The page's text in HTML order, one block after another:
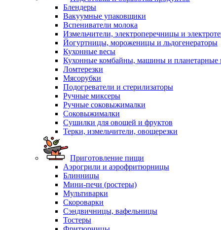
Блендеры
Вакуумные упаковщики
Вспениватели молока
Измельчители, электроперечницы и
Йогуртницы, мороженицы и льдогенераторы
Кухонные весы
Кухонные комбайны, машины и планетарные
Ломтерезки
Мясорубки
Подогреватели и стерилизаторы
Ручные миксеры
Ручные соковыжималки
Соковыжималки
Сушилки для овощей и фруктов
Терки, измельчители, овощерезки
Приготовление пищи
Аэрогрили и аэрофритюрницы
Блинницы
Мини-печи (ростеры)
Мультиварки
Скороварки
Сэндвичницы, вафельницы
Тостеры